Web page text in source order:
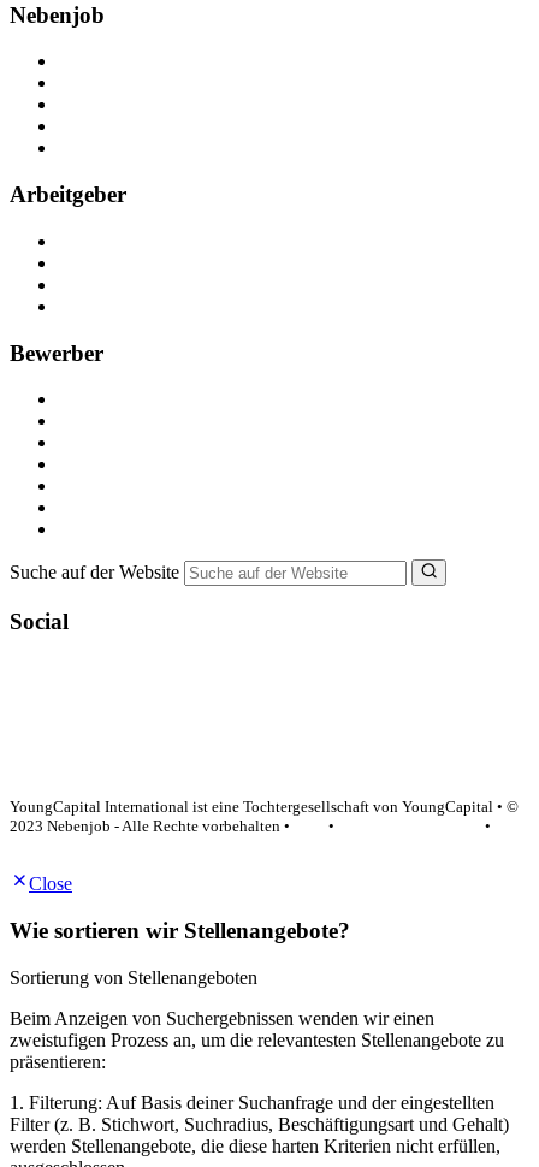
Nebenjob
Arbeitgeber
Bewerber
Suche auf der Website
Social
YoungCapital International ist eine Tochtergesellschaft von YoungCapital • ©
2023 Nebenjob - Alle Rechte vorbehalten •
•
•
Close
Wie sortieren wir Stellenangebote?
Sortierung von Stellenangeboten
Beim Anzeigen von Suchergebnissen wenden wir einen
zweistufigen Prozess an, um die relevantesten Stellenangebote zu
präsentieren:
1. Filterung: Auf Basis deiner Suchanfrage und der eingestellten
Filter (z. B. Stichwort, Suchradius, Beschäftigungsart und Gehalt)
werden Stellenangebote, die diese harten Kriterien nicht erfüllen,